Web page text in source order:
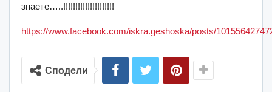
знаете…..!!!!!!!!!!!!!!!!!!!!!
https://www.facebook.com/iskra.geshoska/posts/
Сподели